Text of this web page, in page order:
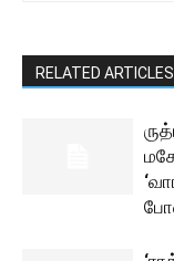
RELATED ARTICLES